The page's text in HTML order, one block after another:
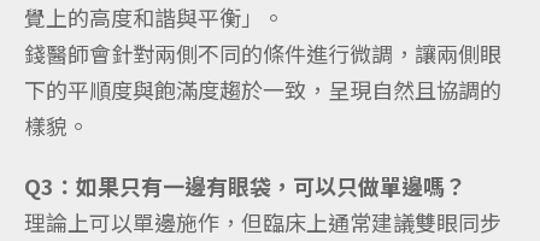
覺上的高度和諧與平衡」。
錢醫師會針對兩側不同的條件進行微調，讓兩側眼
下的平順度與飽滿度趨於一致，呈現自然且協調的
樣貌。
Q3：如果只有一邊有眼袋，可以只做單邊嗎？
理論上可以單邊施作，但臨床上通常建議雙眼同步